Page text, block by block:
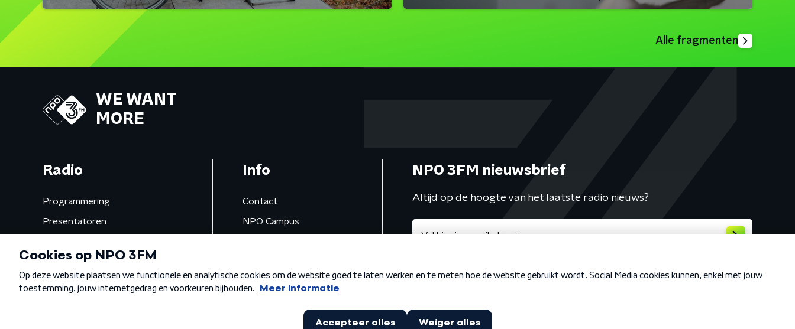
Alle fragmenten
WE WANT
MORE
Radio
Programmering
Presentatoren
Gemist
Info
Contact
NPO Campus
NPO 3FM nieuwsbrief
Altijd op de hoogte van het laatste radio nieuws?
Algemene voorwaarden Privacybeleid